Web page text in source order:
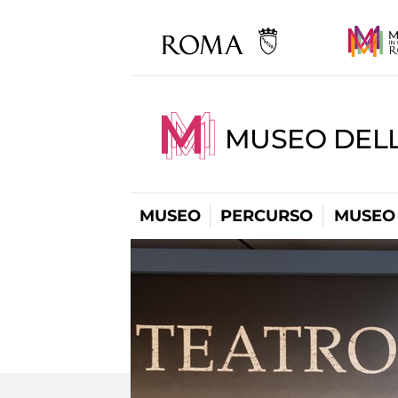
MUSEO
MUSEO PERCURSO